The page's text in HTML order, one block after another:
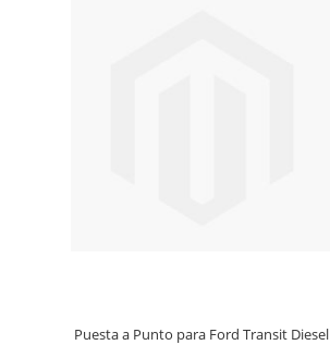
Puesta a Punto para Ford Transit Diesel